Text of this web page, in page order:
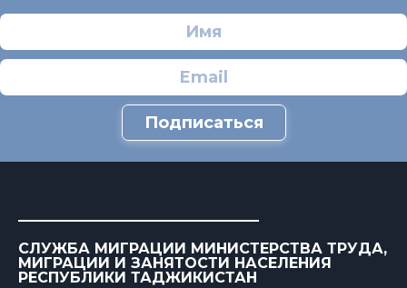
Подписаться
СЛУЖБА МИГРАЦИИ МИНИСТЕРСТВА ТРУДА,
МИГРАЦИИ И ЗАНЯТОСТИ НАСЕЛЕНИЯ
РЕСПУБЛИКИ ТАДЖИКИСТАН